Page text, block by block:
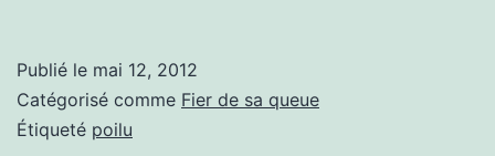
Publié le mai 12, 2012
Catégorisé comme Fier de sa queue
Étiqueté poilu